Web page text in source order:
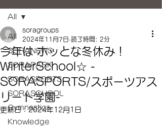
All
SORANEWS
SORAPARK
SORASPORTS
SORASCHOOL
Gymnastics
Knowledge
All
今年は ホッとな冬休み！
WinterSchool☆ -
SORASPORTS/スポーツアス
リート学園-
soragroups
2024年11月7日 読了時間: 2分
更新日：2024年12月1日